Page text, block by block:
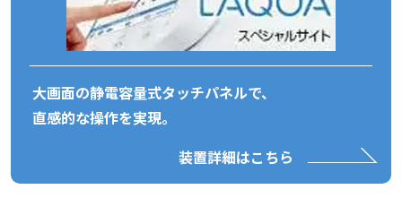
大画面の静電容量式タッチパネルで、
直感的な操作を実現。
装置詳細はこちら